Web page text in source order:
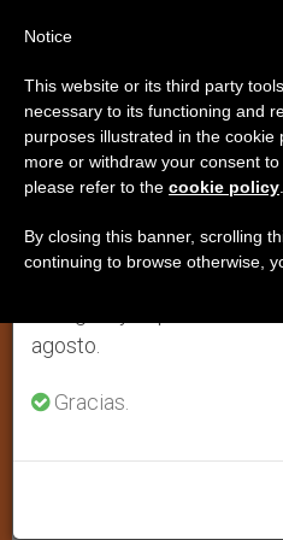
Nuevo obispo en
Ecuatorial
estudió en Tenerife
MARZO 08, 2011 00:00
a s c i a
Aviso importante
Del 27 de julio al 7 de
anual, aprovechando que
se generan menos
agosto.
Gracias.
Notice
This website or its third party
necessary to its functioning and
purposes illustrated in the cookie
more or withdraw your consent
please refer to the cookie policy
By closing this banner, scrolling
continuing to browse otherwise,